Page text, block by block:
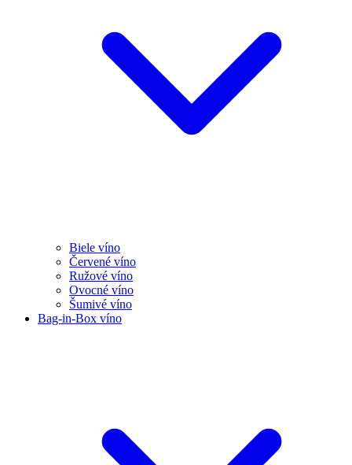
Biele víno
Červené víno
Ružové víno
Ovocné víno
Šumivé víno
Bag-in-Box víno